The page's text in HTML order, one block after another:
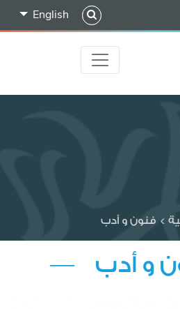
English
> فنون و أدب
و أدب —